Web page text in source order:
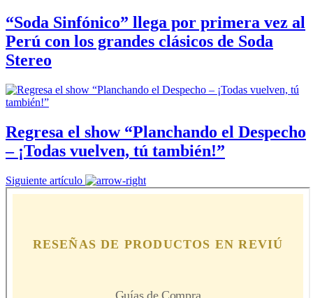
“Soda Sinfónico” llega por primera vez al
Perú con los grandes clásicos de Soda
Stereo
Regresa el show “Planchando el Despecho
– ¡Todas vuelven, tú también!”
Siguiente artículo